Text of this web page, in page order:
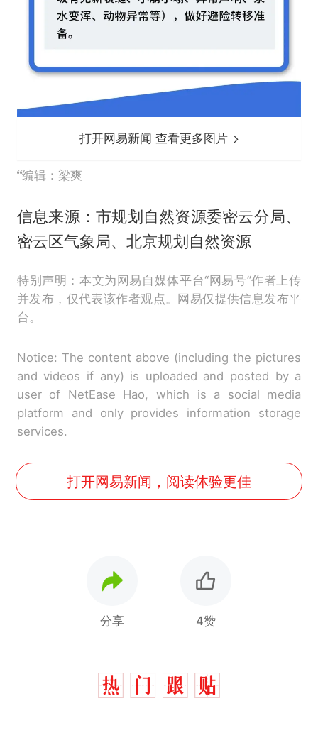
打开网易新闻 查看更多图片
编辑：梁爽
信息来源：市规划自然资源委密云分局、
密云区气象局、北京规划自然资源
特别声明：本文为网易自媒体平台“网易号”作者上传
并发布，仅代表该作者观点。网易仅提供信息发布平
台。
Notice: The content above (including the pictures
and videos if any) is uploaded and posted by a
user of NetEase Hao, which is a social media
platform and only provides information storage
services.
打开网易新闻，阅读体验更佳
分享 4赞